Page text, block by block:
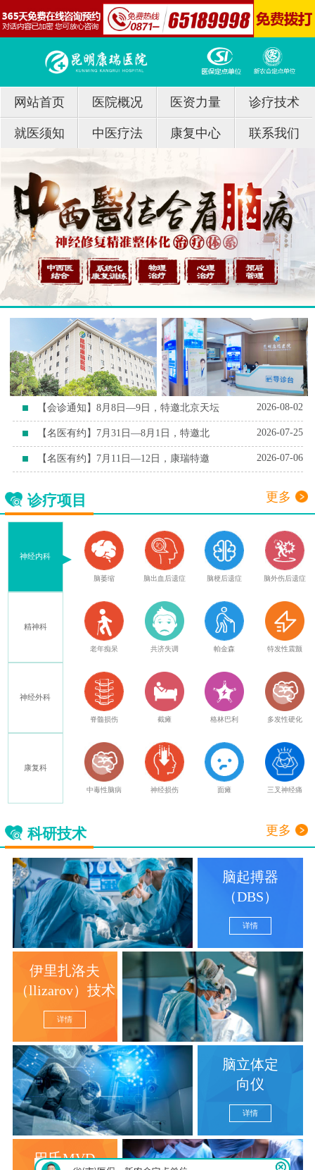
网站首页 医院概况 医资力量 诊疗技术
就医须知 中医疗法 康复中心 联系我们
【会诊通知】8月8日—9日，特邀北京天坛 2026-08-02
【名医有约】7月31日—8月1日，特邀北 2026-07-25
【名医有约】7月11日—12日，康瑞特邀 2026-07-06
诊疗项目 更多
神经内科
精神科
神经外科
康复科
脑萎缩 脑出血后遗症 脑梗后遗症 脑外伤后遗症
老年痴呆 共济失调 帕金森 特发性震颤
脊髓损伤 截瘫 格林巴利 多发性硬化
中毒性脑病 神经损伤 面瘫 三叉神经痛
科研技术 更多
脑起搏器
（DBS）
详情
伊里扎洛夫
（llizarov）技术
详情
脑立体定
向仪
详情
巴氏MVD